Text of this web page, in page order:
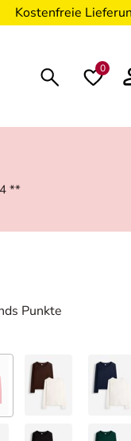
Kostenfreie
0
**
Punkte